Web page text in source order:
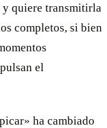
y quiere transmitirla
completos, si bien
el
ha cambiado